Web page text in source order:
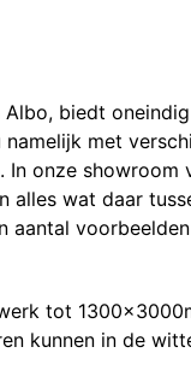
biedt
met
In onze
alles wat daar
aantal
tot
kunnen in de